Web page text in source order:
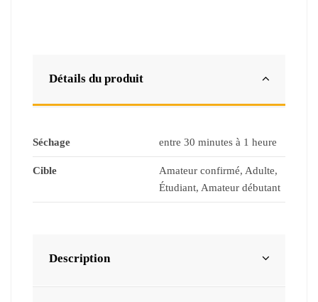
Détails du produit
Séchage entre 30 minutes à 1 heure
Cible
Amateur confirmé, Adulte,
Étudiant, Amateur débutant
Description